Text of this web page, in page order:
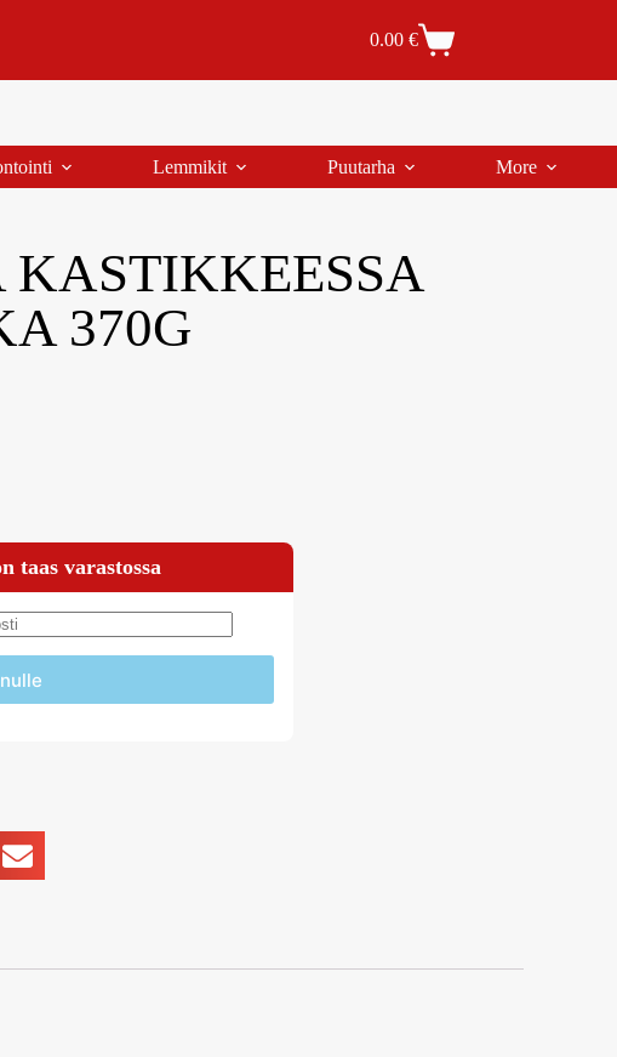
Tilauksen peruutus
0.00 €
Lemmikit Puutarha More
370G
taas varastossa